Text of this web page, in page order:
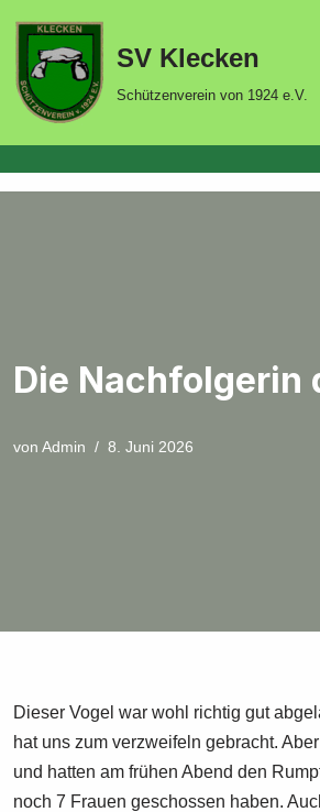
SV Klecken
Schützenverein von 1924 e.V.
Die Nachfolgerin
von Admin 8. Juni 2026
Dieser Vogel war wohl richtig gut
hat uns zum verzweifeln gebracht.
und hatten am frühen Abend den
noch 7 Frauen geschossen haben.